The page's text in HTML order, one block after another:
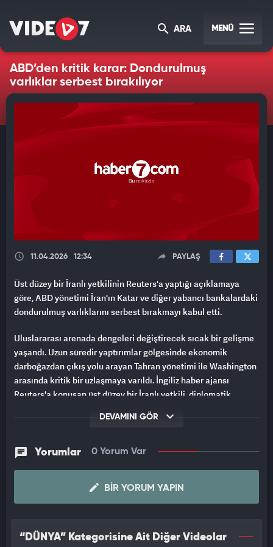
ARA MENÜ
ABD’den kritik karar: Dondurulmuş
varlıklar serbest bırakılıyor
11.04.2026 12:34 PAYLAŞ
Üst düzey bir İranlı yetkilinin Reuters'a yaptığı açıklamaya
göre, ABD yönetimi İran'ın Katar ve diğer yabancı bankalardaki
dondurulmuş varlıklarını serbest bırakmayı kabul etti.
Uluslararası arenada dengeleri değiştirecek sıcak bir gelişme
yaşandı. Uzun süredir yaptırımlar gölgesinde ekonomik
darboğazdan çıkış yolu arayan Tahran yönetimi ile Washington
arasında kritik bir uzlaşmaya varıldı. İngiliz haber ajansı
Reuters'a konuşan üst düzey bir İranlı yetkili, diplomatik
dondurulmuş varlıklarının serbest bırakılmasını resmen kabul
etti."
ABD İLE İRAN ARASINDA HÜRMÜZ PAZARLIĞI:
DONDURULMUŞ VARLIKLAR SERBEST KALIYOR
ABD, İran'ın yabancı bankalardaki dondurulmuş varlıklarını
serbest bırakmayı kabul etti. Tahran bu adımı iyi niyet
DEVAMINI GÖR
Yorumlar 0 Yorum Var
BIR YORUM YAPIN
“DÜNYA” Kategorisine Ait Diğer Videolar